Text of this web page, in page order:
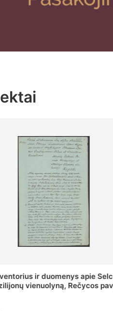
Połockiey Uniackiey
Dyecezyi..."